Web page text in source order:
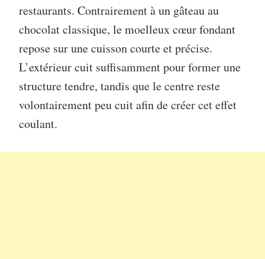
restaurants. Contrairement à un gâteau au
chocolat classique, le moelleux cœur fondant
repose sur une cuisson courte et précise.
L’extérieur cuit suffisamment pour former une
structure tendre, tandis que le centre reste
volontairement peu cuit afin de créer cet effet
coulant.